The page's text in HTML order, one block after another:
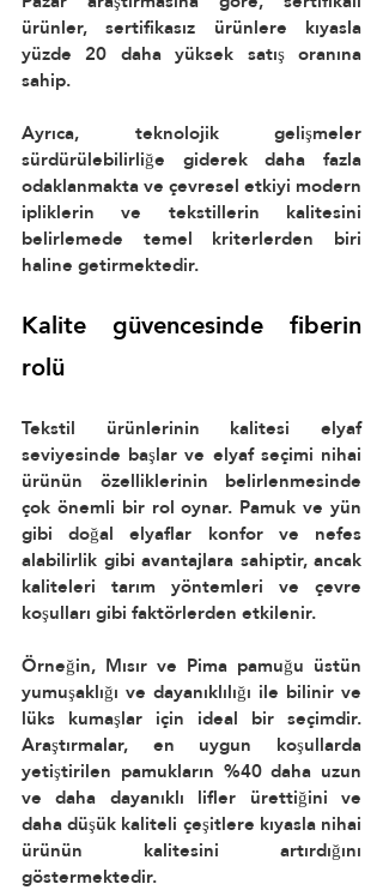
ürünler, sertifikasız ürünlere kıyasla
yüzde 20 daha yüksek satış oranına
sahip.
Ayrıca, teknolojik gelişmeler
sürdürülebilirliğe giderek daha fazla
odaklanmakta ve çevresel etkiyi modern
ipliklerin ve tekstillerin kalitesini
belirlemede temel kriterlerden biri
haline getirmektedir.
Kalite güvencesinde fiberin
rolü
Tekstil ürünlerinin kalitesi elyaf
seviyesinde başlar ve elyaf seçimi nihai
ürünün özelliklerinin belirlenmesinde
çok önemli bir rol oynar. Pamuk ve yün
gibi doğal elyaflar konfor ve nefes
alabilirlik gibi avantajlara sahiptir, ancak
kaliteleri tarım yöntemleri ve çevre
koşulları gibi faktörlerden etkilenir.
Örneğin, Mısır ve Pima pamuğu üstün
yumuşaklığı ve dayanıklılığı ile bilinir ve
lüks kumaşlar için ideal bir seçimdir.
Araştırmalar, en uygun koşullarda
yetiştirilen pamukların %40 daha uzun
ve daha dayanıklı lifler ürettiğini ve
daha düşük kaliteli çeşitlere kıyasla nihai
ürünün kalitesini artırdığını
göstermektedir.